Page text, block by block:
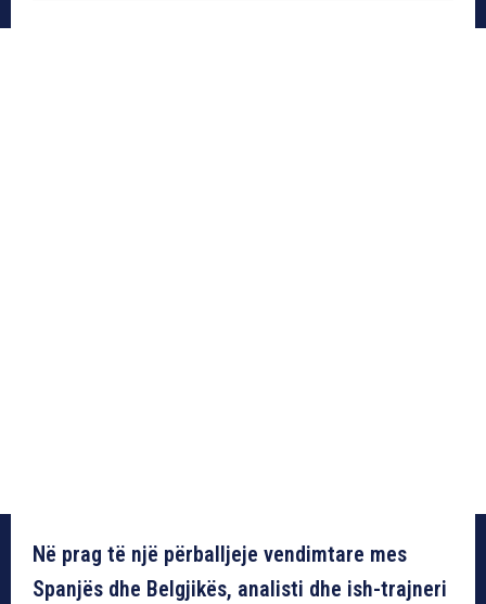
Në prag të një përballjeje vendimtare mes
Spanjës dhe Belgjikës, analisti dhe ish-trajneri